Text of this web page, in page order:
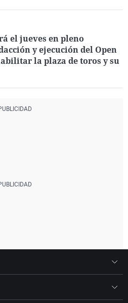
el jueves en pleno
y ejecución del Open
la plaza de toros y su